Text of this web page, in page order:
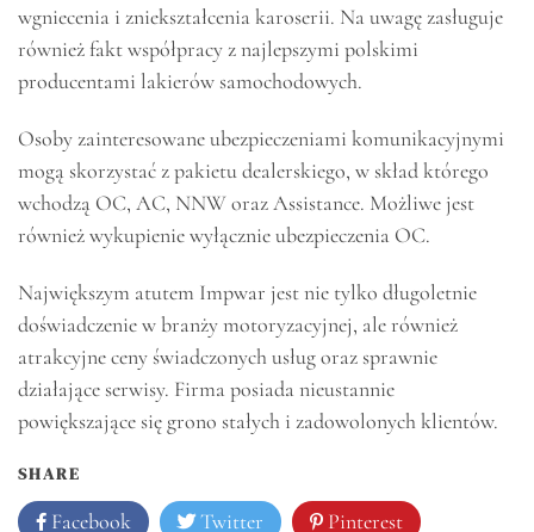
wgniecenia i zniekształcenia karoserii. Na uwagę zasługuje
również fakt współpracy z najlepszymi polskimi
producentami lakierów samochodowych.
Osoby zainteresowane ubezpieczeniami komunikacyjnymi
mogą skorzystać z pakietu dealerskiego, w skład którego
wchodzą OC, AC, NNW oraz Assistance. Możliwe jest
również wykupienie wyłącznie ubezpieczenia OC.
Największym atutem Impwar jest nie tylko długoletnie
doświadczenie w branży motoryzacyjnej, ale również
atrakcyjne ceny świadczonych usług oraz sprawnie
działające serwisy. Firma posiada nieustannie
powiększające się grono stałych i zadowolonych klientów.
SHARE
Facebook Twitter Pinterest